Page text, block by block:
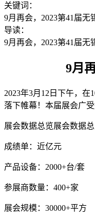
关键词：
9月再会，2023第41届无
导读：
9月再会，2023第41届无
9月再会，
2023年3月12日下午，
落下帷幕！本届展会广
展会数据总览展会数据
成绩单：近亿元
产品设备：2000+台/套
参展商数量：400+家
展会规模：30000+平方